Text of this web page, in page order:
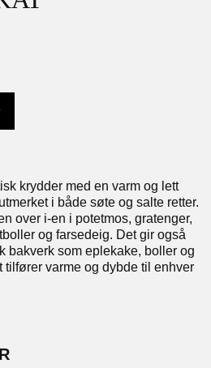
krydder med en varm og lett
i både søte og salte retter.
over i-en i potetmos, gratenger,
og farsedeig. Det gir også
bakverk som eplekake, boller og
tilfører varme og dybde til enhver